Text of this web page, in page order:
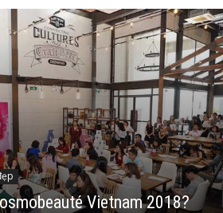
Vietnam 2018?